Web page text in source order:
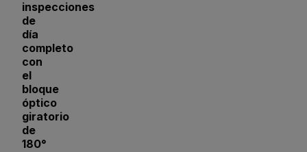
inspecciones
de
día
completo
con
el
bloque
óptico
giratorio
de
180°